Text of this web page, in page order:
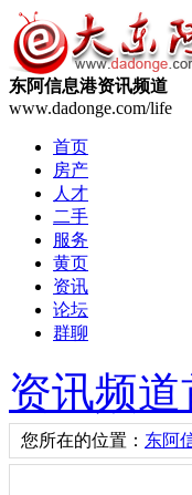
东阿信息港资讯频道
www.dadonge.com/life
首页
房产
人才
二手
服务
黄页
资讯
论坛
群聊
资讯频道
您所在的位置： 东阿